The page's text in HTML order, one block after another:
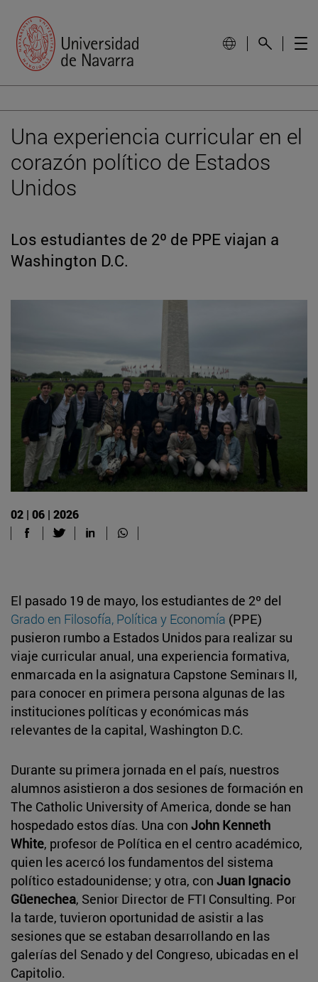
Una experiencia curricular en el
corazón político de Estados
Unidos
Los estudiantes de 2º de PPE viajan a
Washington D.C.
02 | 06 | 2026
El pasado 19 de mayo, los estudiantes de 2º del
Grado en Filosofía, Política y Economía (PPE)
pusieron rumbo a Estados Unidos para realizar su
viaje curricular anual, una experiencia formativa,
enmarcada en la asignatura Capstone Seminars II,
para conocer en primera persona algunas de las
instituciones políticas y económicas más
relevantes de la capital, Washington D.C.
Durante su primera jornada en el país, nuestros
alumnos asistieron a dos sesiones de formación en
The Catholic University of America, donde se han
hospedado estos días. Una con John Kenneth
White, profesor de Política en el centro académico,
quien les acercó los fundamentos del sistema
político estadounidense; y otra, con Juan Ignacio
Güenechea, Senior Director de FTI Consulting. Por
la tarde, tuvieron oportunidad de asistir a las
sesiones que se estaban desarrollando en las
galerías del Senado y del Congreso, ubicadas en el
Capitolio.